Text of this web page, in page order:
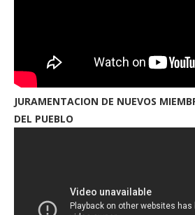
JURAMENTACION DE NUEVOS
DEL PUEBLO